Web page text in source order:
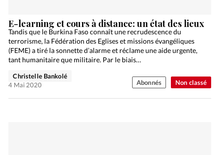
Non classé
E-learning et cours à distance: un état des lieux
Tandis que le Burkina Faso connaît une recrudescence du
terrorisme, la Fédération des Eglises et missions évangéliques
(FEME) a tiré la sonnette d’alarme et réclame une aide urgente,
tant humanitaire que militaire. Par le biais…
Christelle Bankolé
4 Mai 2020
Abonnés